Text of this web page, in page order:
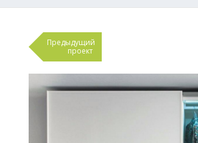
Предыдущий
проект